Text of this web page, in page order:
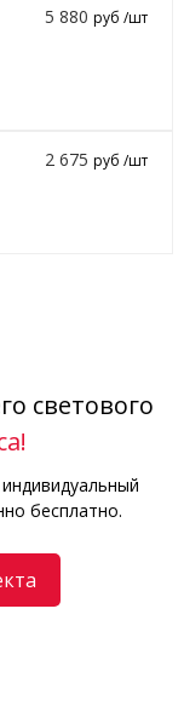
5 880руб /шт
2 675руб /шт
светового
бесплатно.